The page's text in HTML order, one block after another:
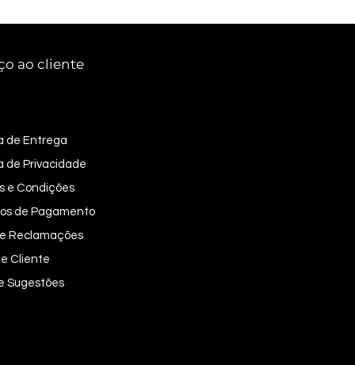
ao cliente
de Entrega
de Privacidade
e Condições
de Pagamento
Reclamações
Cliente
Sugestões